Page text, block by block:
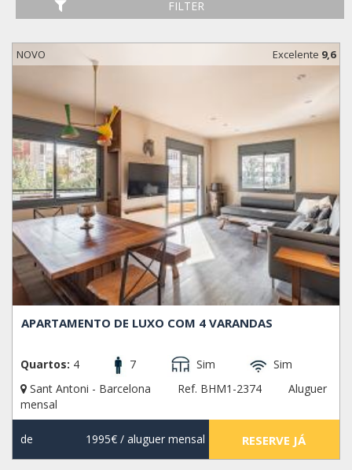
FILTER
NOVO Excelente 9,6
APARTAMENTO DE LUXO COM 4 VARANDAS
Quartos: 4 7 Sim
Sim
Sant Antoni - Barcelona
Ref. BHM1-2374
Aluguer
mensal
de 1995€/ aluguer mensal RESERVE JÁ